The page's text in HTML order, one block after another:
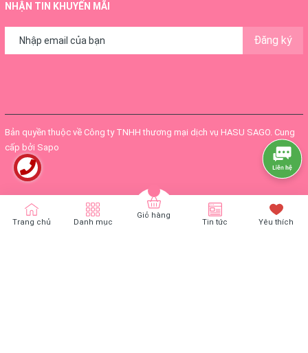
NHẬN TIN KHUYẾN MÃI
Đăng ký
Bản quyền thuộc về Công ty TNHH thương mại dịch vụ HASU SAGO. Cung
cấp bởi Sapo
Trang chủ Danh mục
Giỏ hàng
Tin tức Yêu thích